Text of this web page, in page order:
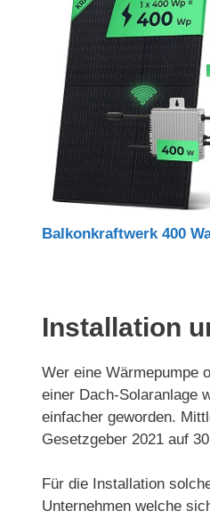
Balkonkraftwerk 400
Installation
Wer eine Wärmepumpe
einer Dach-Solaranlage
einfacher geworden.
Gesetzgeber 2021 auf
Für die Installation
Unternehmen welche